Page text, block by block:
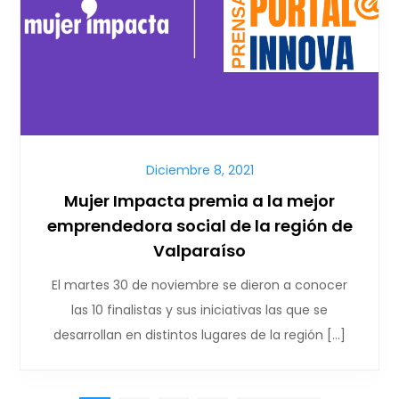
Diciembre 8, 2021
Mujer Impacta premia a la mejor
emprendedora social de la región de
Valparaíso
El martes 30 de noviembre se dieron a conocer
las 10 finalistas y sus iniciativas las que se
desarrollan en distintos lugares de la región […]